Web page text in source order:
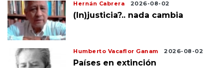
Hernán Cabrera 2026-08-02
(In)justicia?.. nada cambia
Humberto Vacaflor Ganam 2026-08-02
Países en extinción